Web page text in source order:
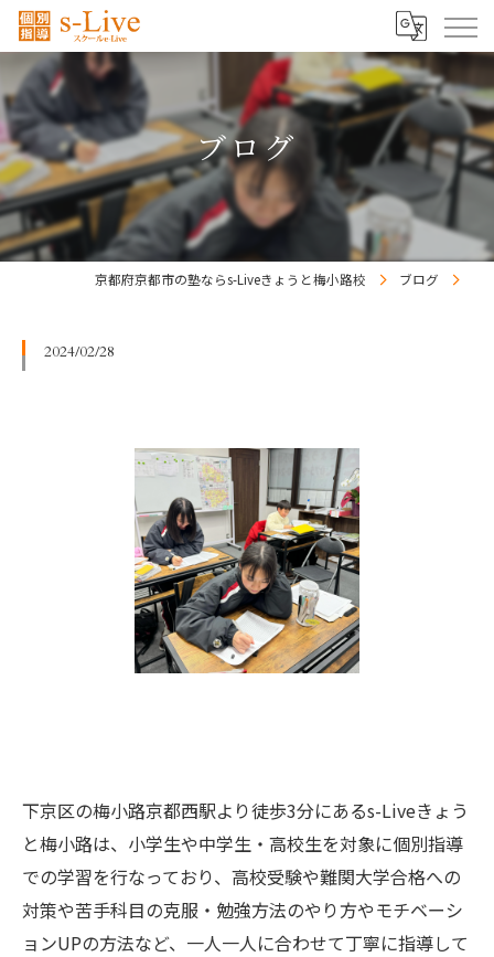
ブログ
京都府京都市の塾ならs-Liveきょうと梅小路校 ブログ
2024/02/28
下京区の梅小路京都西駅より徒歩3分にあるs-Liveきょう
と梅小路は、小学生や中学生・高校生を対象に個別指導
での学習を行なっており、高校受験や難関大学合格への
対策や苦手科目の克服・勉強方法のやり方やモチベーシ
ョンUPの方法など、一人一人に合わせて丁寧に指導して